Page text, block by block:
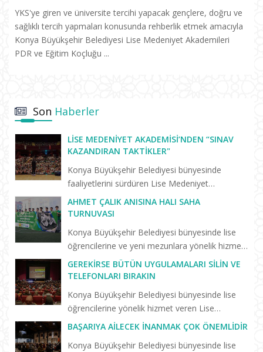
YKS'ye giren ve üniversite tercihi yapacak gençlere, doğru ve
sağlıklı tercih yapmaları konusunda rehberlik etmek amacıyla
Konya Büyükşehir Belediyesi Lise Medeniyet Akademileri
PDR ve Eğitim Koçluğu ...
Son Haberler
LISE MEDENIYET AKADEMISI’NDEN “SINAV
KAZANDIRAN TAKTIKLER"
Konya Büyükşehir Belediyesi bünyesinde
faaliyetlerini sürdüren Lise Medeniyet
Akademisi’nde “Birlikte Başaracağız”
programları yeni eğitim öğretim dönemiyle
AHMET ÇALIK ANISINA HALI SAHA
TURNUVASI
Konya Büyükşehir Belediyesi bünyesinde lise
öğrencilerine ve yeni mezunlara yönelik hizmet
veren Lise Medeniyet Akademisi’nde trafik
kazasında hayatını kaybeden Konyasporlu
GEREKIRSE BÜTÜN UYGULAMALARI SILIN VE
TELEFONLARI BIRAKIN
Konya Büyükşehir Belediyesi bünyesinde lise
öğrencilerine yönelik hizmet veren Lise
Medeniyet Akademisi’nin “Birlikte Başaracağız”
programları sürüyor. Selçuklu Kongre
Merkezi’nde düzenlenen “Başarm...
BAŞARIYA AILECEK İNANMAK ÇOK ÖNEMLIDIR
Konya Büyükşehir Belediyesi bünyesinde lise